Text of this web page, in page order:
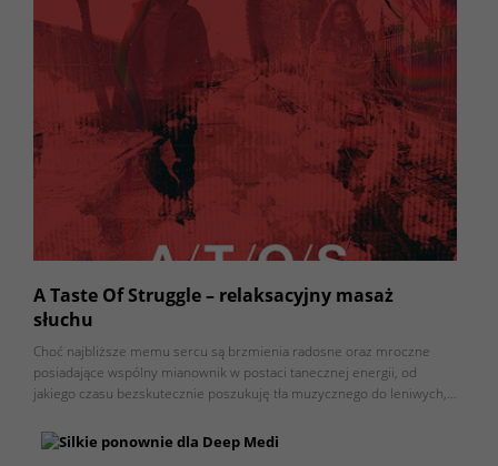
A Taste Of Struggle – relaksacyjny masaż
słuchu
Choć najbliższe memu sercu są brzmienia radosne oraz mroczne
posiadające wspólny mianownik w postaci tanecznej energii, od
jakiego czasu bezskutecznie poszukuję tła muzycznego do leniwych,…